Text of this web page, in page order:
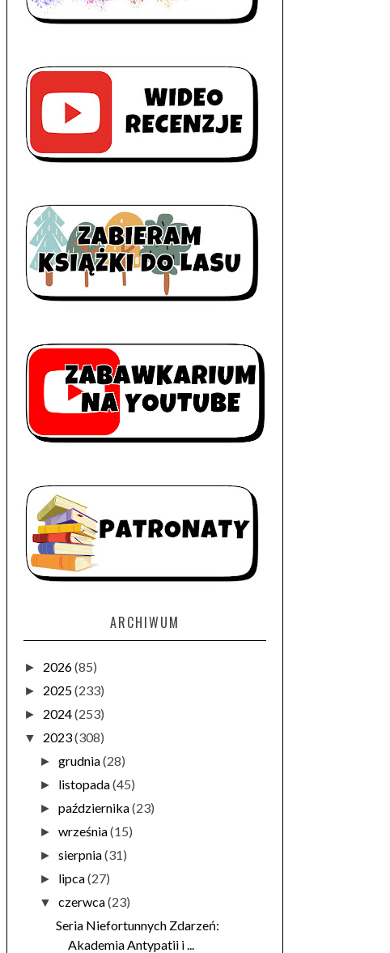
ARCHIWUM
► 2026(85)
► 2025(233)
► 2024(253)
▼ 2023(308)
►grudnia(28)
► listopada(45)
►października(23)
►września(15)
►sierpnia(31)
► lipca(27)
▼czerwca(23)
Seria Niefortunnych Zdarzeń:
Akademia Antypatii i ...